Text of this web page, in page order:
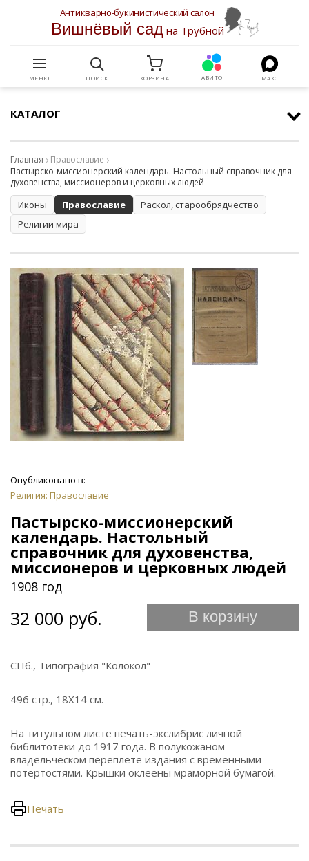
Антикварно-букинистический салон
Вишнёвый садна Трубной
МЕНЮ ПОИСК КОРЗИНА АВИТО МАКС
КАТАЛОГ
Главная
Православие
Пастырско-миссионерский календарь. Настольный справочник для
духовенства, миссионеров и церковных людей
Иконы Православие
Раскол, старообрядчество
Религии мира
Опубликовано в:
Религия: Православие
Пастырско-миссионерский
календарь. Настольный
справочник для духовенства,
миссионеров и церковных людей
1908 год
32 000 руб. В корзину
СПб., Типография "Колокол"
496 стр., 18Х14 см.
На титульном листе печать-экслибрис личной
библитотеки до 1917 года. В полукожаном
владельческом переплете издания с временными
потертостями. Крышки оклеены мраморной бумагой.
Печать